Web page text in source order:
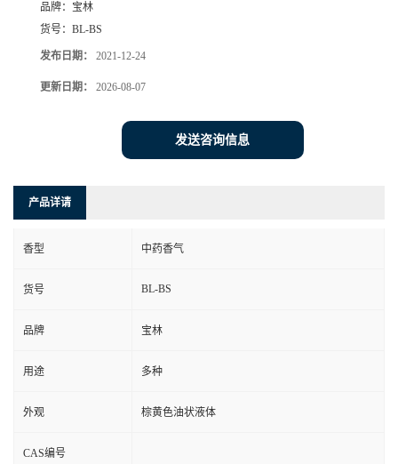
品牌： 宝林
货号： BL-BS
发布日期： 2021-12-24
更新日期： 2026-08-07
发送咨询信息
产品详请
香型 中药香气
货号 BL-BS
品牌 宝林
用途 多种
外观 棕黄色油状液体
CAS编号